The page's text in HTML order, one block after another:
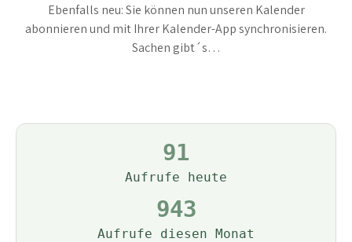
Ebenfalls neu: Sie können nun unseren Kalender
abonnieren und mit Ihrer Kalender-App synchronisieren.
Sachen gibt´s…
91
Aufrufe heute
943
Aufrufe diesen Monat